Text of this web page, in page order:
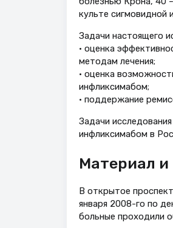
культе сигмовидной
Задачи настоящего
• оценка
методам лечения;
• оценка
инфликсимабом;
• поддержание
Задачи
инфликсимабом в
Материал
В открытое
января 2008-го по
больные проходили